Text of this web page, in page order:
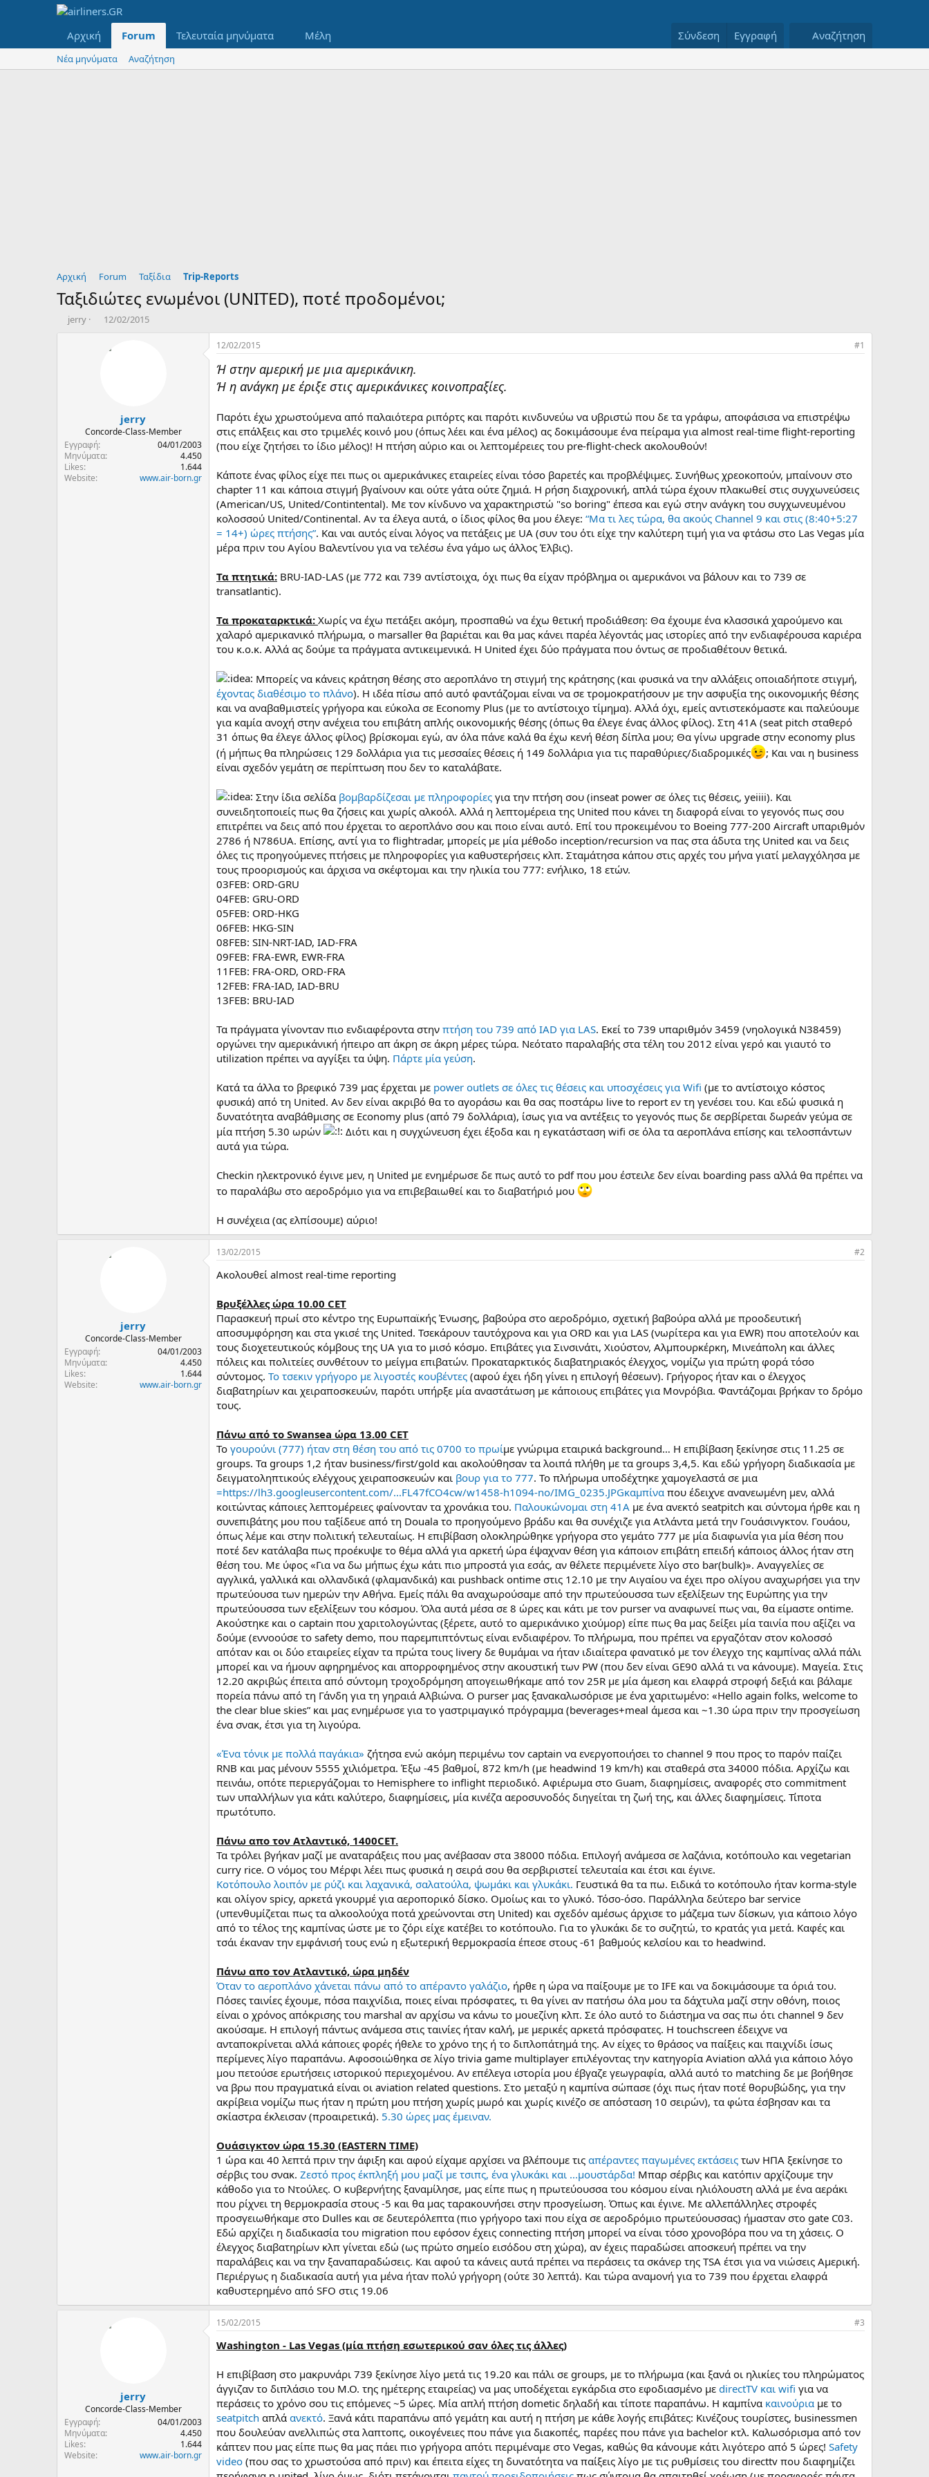
Αρχική Forum Τελευταία μηνύματα Μέλη Σύνδεση Εγγραφή Αναζήτηση
Νέα μηνύματα Αναζήτηση
Αρχική Forum Ταξίδια Trip-Reports
Ταξιδιώτες ενωμένοι (UNITED), ποτέ προδομένοι;
T
t
e
r
jerry
Η
α
η
12/02/2015
jerry
Concorde-Class-Member
Εγγραφή
04/01/2003
Μηνύματα
4.450
Likes
1.644
Website
www.air-born.gr
12/02/2015 #1
Ή στην αμερική με μια αμερικάνικη.
Ή η ανάγκη με έριξε στις αμερικάνικες κοινοπραξίες.
Παρότι έχω χρωστούμενα από παλαιότερα ριπόρτς και παρότι κινδυνεύω να υβριστώ που δε τα γράφω, αποφάσισα να επιστρέψω
στις επάλξεις και στο τριμελές κοινό μου (όπως λέει και ένα μέλος) ας δοκιμάσουμε ένα πείραμα για almost real-time flight-reporting
(που είχε ζητήσει το ίδιο μέλος)! Η πτήση αύριο και οι λεπτομέρειες του pre-flight-check ακολουθούν!
Κάποτε ένας φίλος είχε πει πως οι αμερικάνικες εταιρείες είναι τόσο βαρετές και προβλέψιμες. Συνήθως χρεοκοπούν, μπαίνουν στο
chapter 11 και κάποια στιγμή βγαίνουν και ούτε γάτα ούτε ζημιά. Η ρήση διαχρονική, απλά τώρα έχουν πλακωθεί στις συγχωνεύσεις
(American/US, United/Contintental). Με τον κίνδυνο να χαρακτηριστώ "so boring" έπεσα και εγώ στην ανάγκη του συγχωνευμένου
κολοσσού United/Continental. Αν τα έλεγα αυτά, ο ίδιος φίλος θα μου έλεγε: “Μα τι λες τώρα, θα ακούς Channel 9 και στις (8:40+5:27
= 14+) ώρες πτήσης”. Και ναι αυτός είναι λόγος να πετάξεις με UA (συν του ότι είχε την καλύτερη τιμή για να φτάσω στο Las Vegas μία
μέρα πριν του Αγίου Βαλεντίνου για να τελέσω ένα γάμο ως άλλος Έλβις).
Τα πτητικά: BRU-IAD-LAS (με 772 και 739 αντίστοιχα, όχι πως θα είχαν πρόβλημα οι αμερικάνοι να βάλουν και το 739 σε
transatlantic).
Τα προκαταρκτικά: Χωρίς να έχω πετάξει ακόμη, προσπαθώ να έχω θετική προδιάθεση: Θα έχουμε ένα κλασσικά χαρούμενο και
χαλαρό αμερικανικό πλήρωμα, ο marsaller θα βαριέται και θα μας κάνει παρέα λέγοντάς μας ιστορίες από την ενδιαφέρουσα καριέρα
του κ.ο.κ. Αλλά ας δούμε τα πράγματα αντικειμενικά. Η United έχει δύο πράγματα που όντως σε προδιαθέτουν θετικά.
Μπορείς να κάνεις κράτηση θέσης στο αεροπλάνο τη στιγμή της κράτησης (και φυσικά να την αλλάξεις οποιαδήποτε στιγμή,
έχοντας διαθέσιμο το πλάνο). Η ιδέα πίσω από αυτό φαντάζομαι είναι να σε τρομοκρατήσουν με την ασφυξία της οικονομικής θέσης
και να αναβαθμιστείς γρήγορα και εύκολα σε Economy Plus (με το αντίστοιχο τίμημα). Αλλά όχι, εμείς αντιστεκόμαστε και παλεύουμε
για καμία ανοχή στην ανέχεια του επιβάτη απλής οικονομικής θέσης (όπως θα έλεγε ένας άλλος φίλος). Στη 41Α (seat pitch σταθερό
31 όπως θα έλεγε άλλος φίλος) βρίσκομαι εγώ, αν όλα πάνε καλά θα έχω κενή θέση δίπλα μου; Θα γίνω upgrade στην economy plus
(ή μήπως θα πληρώσεις 129 δολλάρια για τις μεσσαίες θέσεις ή 149 δολλάρια για τις παραθύριες/διαδρομικές
; Και ναι η business
είναι σχεδόν γεμάτη σε περίπτωση που δεν το καταλάβατε.
Στην ίδια σελίδα βομβαρδίζεσαι με πληροφορίες για την πτήση σου (inseat power σε όλες τις θέσεις, yeiiii). Και
συνειδητοποιείς πως θα ζήσεις και χωρίς αλκοόλ. Αλλά η λεπτομέρεια της United που κάνει τη διαφορά είναι το γεγονός πως σου
επιτρέπει να δεις από που έρχεται το αεροπλάνο σου και ποιο είναι αυτό. Επί του προκειμένου το Boeing 777-200 Aircraft υπαριθμόν
2786 ή N786UA. Επίσης, αντί για το flightradar, μπορείς με μία μέθοδο inception/recursion να πας στα άδυτα της United και να δεις
όλες τις προηγούμενες πτήσεις με πληροφορίες για καθυστερήσεις κλπ. Σταμάτησα κάπου στις αρχές του μήνα γιατί μελαγχόλησα με
τους προορισμούς και άρχισα να σκέφτομαι και την ηλικία του 777: ενήλικο, 18 ετών.
03FEB: ORD-GRU
04FEB: GRU-ORD
05FEB: ORD-HKG
06FEB: HKG-SIN
08FEB: SIN-NRT-IAD, IAD-FRA
09FEB: FRA-EWR, EWR-FRA
11FEB: FRA-ORD, ORD-FRA
12FEB: FRA-IAD, IAD-BRU
13FEB: BRU-IAD
Τα πράγματα γίνονταν πιο ενδιαφέροντα στην πτήση του 739 από IAD για LAS. Εκεί το 739 υπαριθμόν 3459 (νηολογικά N38459)
οργώνει την αμερικάνική ήπειρο απ άκρη σε άκρη μέρες τώρα. Νεότατο παραλαβής στα τέλη του 2012 είναι γερό και γιαυτό το
utilization πρέπει να αγγίξει τα ύψη. Πάρτε μία γεύση.
Κατά τα άλλα το βρεφικό 739 μας έρχεται με power outlets σε όλες τις θέσεις και υποσχέσεις για Wifi (με το αντίστοιχο κόστος
φυσικά) από τη United. Αν δεν είναι ακριβό θα το αγοράσω και θα σας ποστάρω live to report εν τη γενέσει του. Και εδώ φυσικά η
δυνατότητα αναβάθμισης σε Economy plus (από 79 δολλάρια), ίσως για να αντέξεις το γεγονός πως δε σερβίρεται δωρεάν γεύμα σε
μία πτήση 5.30 ωρών
Διότι και η συγχώνευση έχει έξοδα και η εγκατάσταση wifi σε όλα τα αεροπλάνα επίσης και τελοσπάντων
αυτά για τώρα.
Checkin ηλεκτρονικό έγινε μεν, η United με ενημέρωσε δε πως αυτό το pdf που μου έστειλε δεν είναι boarding pass αλλά θα πρέπει να
το παραλάβω στο αεροδρόμιο για να επιβεβαιωθεί και το διαβατήριό μου
Η συνέχεια (ας ελπίσουμε) αύριο!
jerry
Concorde-Class-Member
Εγγραφή
04/01/2003
Μηνύματα
4.450
Likes
1.644
Website
www.air-born.gr
13/02/2015 #2
Ακολουθεί almost real-time reporting
Βρυξέλλες ώρα 10.00 CET
Παρασκευή πρωί στο κέντρο της Ευρωπαϊκής Ένωσης, βαβούρα στο αεροδρόμιο, σχετική βαβούρα αλλά με προοδευτική
αποσυμφόρηση και στα γκισέ της United. Τσεκάρουν ταυτόχρονα και για ORD και για LAS (νωρίτερα και για EWR) που αποτελούν και
τους διοχετευτικούς κόμβους της UA για το μισό κόσμο. Επιβάτες για Σινσινάτι, Χιούστον, Αλμπουρκέρκη, Μινεάπολη και άλλες
πόλεις και πολιτείες συνθέτουν το μείγμα επιβατών. Προκαταρκτικός διαβατηριακός έλεγχος, νομίζω για πρώτη φορά τόσο
σύντομος. Το τσεκιν γρήγορο με λιγοστές κουβέντες (αφού έχει ήδη γίνει η επιλογή θέσεων). Γρήγορος ήταν και ο έλεγχος
διαβατηρίων και χειραποσκευών, παρότι υπήρξε μία αναστάτωση με κάποιους επιβάτες για Μονρόβια. Φαντάζομαι βρήκαν το δρόμο
τους.
Πάνω από το Swansea ώρα 13.00 CET
Το γουρούνι (777) ήταν στη θέση του από τις 0700 το πρωίμε γνώριμα εταιρικά background… Η επιβίβαση ξεκίνησε στις 11.25 σε
groups. Τα groups 1,2 ήταν business/first/gold και ακολούθησαν τα λοιπά πλήθη με τα groups 3,4,5. Και εδώ γρήγορη διαδικασία με
δειγματοληπτικούς ελέγχους χειραποσκευών και βουρ για το 777. Το πλήρωμα υποδέχτηκε χαμογελαστά σε μια
=https://lh3.googleusercontent.com/...FL47fCO4cw/w1458-h1094-no/IMG_0235.JPGκαμπίνα που έδειχνε ανανεωμένη μεν, αλλά
κοιτώντας κάποιες λεπτομέρειες φαίνονταν τα χρονάκια του. Παλουκώνομαι στη 41Α με ένα ανεκτό seatpitch και σύντομα ήρθε και η
συνεπιβάτης μου που ταξίδευε από τη Douala το προηγούμενο βράδυ και θα συνέχιζε για Ατλάντα μετά την Γουάσινγκτον. Γουάου,
όπως λέμε και στην πολιτική τελευταίως. Η επιβίβαση ολοκληρώθηκε γρήγορα στο γεμάτο 777 με μία διαφωνία για μία θέση που
ποτέ δεν κατάλαβα πως προέκυψε το θέμα αλλά για αρκετή ώρα έψαχναν θέση για κάποιον επιβάτη επειδή κάποιος άλλος ήταν στη
θέση του. Με ύφος «Για να δω μήπως έχω κάτι πιο μπροστά για εσάς, αν θέλετε περιμένετε λίγο στο bar(bulk)». Αναγγελίες σε
αγγλικά, γαλλικά και ολλανδικά (φλαμανδικά) και pushback ontime στις 12.10 με την Αιγαίου να έχει προ ολίγου αναχωρήσει για την
πρωτεύουσα των ημερών την Αθήνα. Εμείς πάλι θα αναχωρούσαμε από την πρωτεύουσσα των εξελίξεων της Ευρώπης για την
πρωτεύουσσα των εξελίξεων του κόσμου. Όλα αυτά μέσα σε 8 ώρες και κάτι με τον purser να αναφωνεί πως ναι, θα είμαστε ontime.
Ακούστηκε και ο captain που χαριτολογώντας (ξέρετε, αυτό το αμερικάνικο χιούμορ) είπε πως θα μας δείξει μία ταινία που αξίζει να
δούμε (εννοούσε το safety demo, που παρεμπιπτόντως είναι ενδιαφέρον. Το πλήρωμα, που πρέπει να εργαζόταν στον κολοσσό
απόταν και οι δύο εταιρείες είχαν τα πρώτα τους livery δε θυμάμαι να ήταν ιδιαίτερα φανατικό με τον έλεγχο της καμπίνας αλλά πάλι
μπορεί και να ήμουν αφηρημένος και απορροφημένος στην ακουστική των PW (που δεν είναι GE90 αλλά τι να κάνουμε). Μαγεία. Στις
12.20 ακριβώς έπειτα από σύντομη τροχοδρόμηση απογειωθήκαμε από τον 25R με μία άμεση και ελαφρά στροφή δεξιά και βάλαμε
πορεία πάνω από τη Γάνδη για τη γηραιά Αλβιώνα. Ο purser μας ξανακαλωσόρισε με ένα χαριτωμένο: «Hello again folks, welcome to
the clear blue skies” και μας ενημέρωσε για το γαστριμαγικό πρόγραμμα (beverages+meal άμεσα και ~1.30 ώρα πριν την προσγείωση
ένα σνακ, έτσι για τη λιγούρα.
«Ένα τόνικ με πολλά παγάκια» ζήτησα ενώ ακόμη περιμένω τον captain να ενεργοποιήσει το channel 9 που προς το παρόν παίζει
RNB και μας μένουν 5555 χιλιόμετρα. Έξω -45 βαθμοί, 872 km/h (με headwind 19 km/h) και σταθερά στα 34000 πόδια. Αρχίζω και
πεινάω, οπότε περιεργάζομαι το Hemisphere το inflight περιοδικό. Αφιέρωμα στο Guam, διαφημίσεις, αναφορές στο commitment
των υπαλλήλων για κάτι καλύτερο, διαφημίσεις, μία κινέζα αεροσυνοδός διηγείται τη ζωή της, και άλλες διαφημίσεις. Τίποτα
πρωτότυπο.
Πάνω απο τον Ατλαντικό, 1400CET.
Τα τρόλει βγήκαν μαζί με αναταράξεις που μας ανέβασαν στα 38000 πόδια. Επιλογή ανάμεσα σε λαζάνια, κοτόπουλο και vegetarian
curry rice. Ο νόμος του Μέρφι λέει πως φυσικά η σειρά σου θα σερβιριστεί τελευταία και έτσι και έγινε.
Κοτόπουλο λοιπόν με ρύζι και λαχανικά, σαλατούλα, ψωμάκι και γλυκάκι. Γευστικά θα τα πω. Ειδικά το κοτόπουλο ήταν korma-style
και ολίγον spicy, αρκετά γκουρμέ για αεροπορικό δίσκο. Ομοίως και το γλυκό. Τόσο-όσο. Παράλληλα δεύτερο bar service
(υπενθυμίζεται πως τα αλκοολούχα ποτά χρεώνονται στη United) και σχεδόν αμέσως άρχισε το μάζεμα των δίσκων, για κάποιο λόγο
από το τέλος της καμπίνας ώστε με το ζόρι είχε κατέβει το κοτόπουλο. Για το γλυκάκι δε το συζητώ, το κρατάς για μετά. Καφές και
τσάι έκαναν την εμφάνισή τους ενώ η εξωτερική θερμοκρασία έπεσε στους -61 βαθμούς κελσίου και το headwind.
Πάνω απο τον Ατλαντικό, ώρα μηδέν
Όταν το αεροπλάνο χάνεται πάνω από το απέραντο γαλάζιο, ήρθε η ώρα να παίξουμε με το IFE και να δοκιμάσουμε τα όριά του.
Πόσες ταινίες έχουμε, πόσα παιχνίδια, ποιες είναι πρόσφατες, τι θα γίνει αν πατήσω όλα μου τα δάχτυλα μαζί στην οθόνη, ποιος
είναι ο χρόνος απόκρισης του marshal αν αρχίσω να κάνω το μουεζίνη κλπ. Σε όλο αυτό το διάστημα να σας πω ότι channel 9 δεν
ακούσαμε. Η επιλογή πάντως ανάμεσα στις ταινίες ήταν καλή, με μερικές αρκετά πρόσφατες. Η touchscreen έδειχνε να
ανταποκρίνεται αλλά κάποιες φορές ήθελε το χρόνο της ή το διπλοπάτημά της. Αν είχες το θράσος να παίξεις και παιχνίδι ίσως
περίμενες λίγο παραπάνω. Αφοσοιώθηκα σε λίγο trivia game multiplayer επιλέγοντας την κατηγορία Aviation αλλά για κάποιο λόγο
μου πετούσε ερωτήσεις ιστορικού περιεχομένου. Αν επέλεγα ιστορία μου έβγαζε γεωγραφία, αλλά αυτό το matching δε με βοήθησε
να βρω που πραγματικά είναι οι aviation related questions. Στο μεταξύ η καμπίνα σώπασε (όχι πως ήταν ποτέ θορυβώδης, για την
ακρίβεια νομίζω πως ήταν η πρώτη μου πτήση χωρίς μωρό και χωρίς κινέζο σε απόσταση 10 σειρών), τα φώτα έσβησαν και τα
σκίαστρα έκλεισαν (προαιρετικά). 5.30 ώρες μας έμειναν.
Ουάσιγκτον ώρα 15.30 (EASTERN TIME)
1 ώρα και 40 λεπτά πριν την άφιξη και αφού είχαμε αρχίσει να βλέπουμε τις απέραντες παγωμένες εκτάσεις των ΗΠΑ ξεκίνησε το
σέρβις του σνακ. Ζεστό προς έκπληξή μου μαζί με τσιπς, ένα γλυκάκι και ...μουστάρδα! Μπαρ σέρβις και κατόπιν αρχίζουμε την
κάθοδο για το Ντούλες. Ο κυβερνήτης ξαναμίλησε, μας είπε πως η πρωτεύουσσα του κόσμου είναι ηλιόλουστη αλλά με ένα αεράκι
που ρίχνει τη θερμοκρασία στους -5 και θα μας ταρακουνήσει στην προσγείωση. Όπως και έγινε. Με αλλεπάλληλες στροφές
προσγειωθήκαμε στο Dulles και σε δευτερόλεπτα (πιο γρήγορο taxi που είχα σε αεροδρόμιο πρωτεύουσσας) ήμασταν στο gate C03.
Εδώ αρχίζει η διαδικασία του migration που εφόσον έχεις connecting πτήση μπορεί να είναι τόσο χρονοβόρα που να τη χάσεις. Ο
έλεγχος διαβατηρίων κλπ γίνεται εδώ (ως πρώτο σημείο εισόδου στη χώρα), αν έχεις παραδώσει αποσκευή πρέπει να την
παραλάβεις και να την ξαναπαραδώσεις. Και αφού τα κάνεις αυτά πρέπει να περάσεις τα σκάνερ της TSA έτσι για να νιώσεις Αμερική.
Περιέργως η διαδικασία αυτή για μένα ήταν πολύ γρήγορη (ούτε 30 λεπτά). Και τώρα αναμονή για το 739 που έρχεται ελαφρά
καθυστερημένο από SFO στις 19.06
jerry
Concorde-Class-Member
Εγγραφή
04/01/2003
Μηνύματα
4.450
Likes
1.644
Website
www.air-born.gr
15/02/2015 #3
Washington - Las Vegas (μία πτήση εσωτερικού σαν όλες τις άλλες)
Η επιβίβαση στο μακρυνάρι 739 ξεκίνησε λίγο μετά τις 19.20 και πάλι σε groups, με το πλήρωμα (και ξανά οι ηλικίες του πληρώματος
άγγιζαν το διπλάσιο του Μ.Ο. της ημέτερης εταιρείας) να μας υποδέχεται εγκάρδια στο εφοδιασμένο με directTV και wifi για να
περάσεις το χρόνο σου τις επόμενες ~5 ώρες. Μία απλή πτήση dometic δηλαδή και τίποτε παραπάνω. Η καμπίνα καινούρια με το
seatpitch απλά ανεκτό. Ξανά κάτι παραπάνω από γεμάτη και αυτή η πτήση με κάθε λογής επιβάτες: Κινέζους τουρίστες, businessmen
που δουλεύαν ανελλιπώς στα λαπτοπς, οικογένειες που πάνε για διακοπές, παρέες που πάνε για bachelor κτλ. Καλωσόρισμα από τον
κάπτεν που μας είπε πως θα μας πάει πιο γρήγορα απότι περιμέναμε στο Vegas, καθώς θα κάνουμε κάτι λιγότερο από 5 ώρες! Safety
video (που σας το χρωστούσα από πριν) και έπειτα είχες τη δυνατότητα να παίξεις λίγο με τις ρυθμίσεις του directtv που διαφημίζει